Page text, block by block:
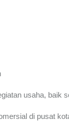
usaha,
di pusat